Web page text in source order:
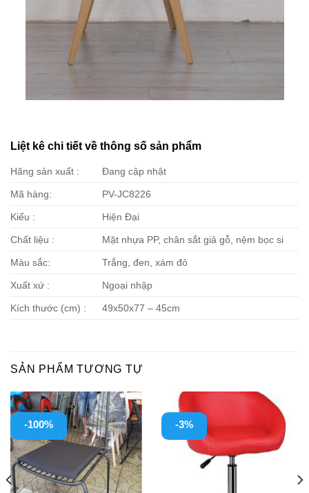
Liệt kê chi tiết về thông số sản phẩm
Hãng sản xuất : Đang cập nhật
Mã hàng: PV-JC8226
Kiểu : Hiện Đại
Chất liệu : Mặt nhựa PP, chân sắt giả gỗ, nệm bọc si
Màu sắc: Trắng, đen, xám đỏ
Xuất xứ : Ngoại nhập
Kích thước (cm) : 49x50x77 – 45cm
SẢN PHẨM TƯƠNG TỰ
-100% -3%